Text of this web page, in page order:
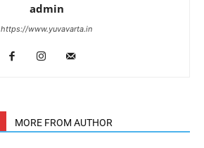
admin
https://www.yuvavarta.in
MORE FROM AUTHOR